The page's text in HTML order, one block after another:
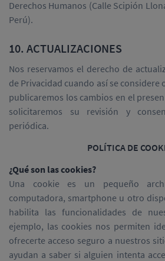
Derechos Humanos (Calle Scipión
Perú).
10. ACTUALIZACIONES
Nos reservamos el derecho de
de Privacidad cuando así se considere
publicaremos los cambios en el
solicitaremos su revisión y
periódica.
POLÍTICA DE
¿Qué son las cookies?
Una cookie es un pequeño
computadora, smartphone u otro
habilita las funcionalidades de
ejemplo, las cookies nos permiten
ofrecerte acceso seguro a nuestros
ayudan a saber si alguien intenta